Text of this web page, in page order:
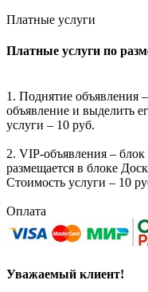
Платные услуги
Платные услуги по
1. Поднятие объявления
объявление и выделить
услуги – 10 руб.
2. VIP-объявления –
размещается в блоке
Стоимость услуги – 10
Оплата
Уважаемый клиент!